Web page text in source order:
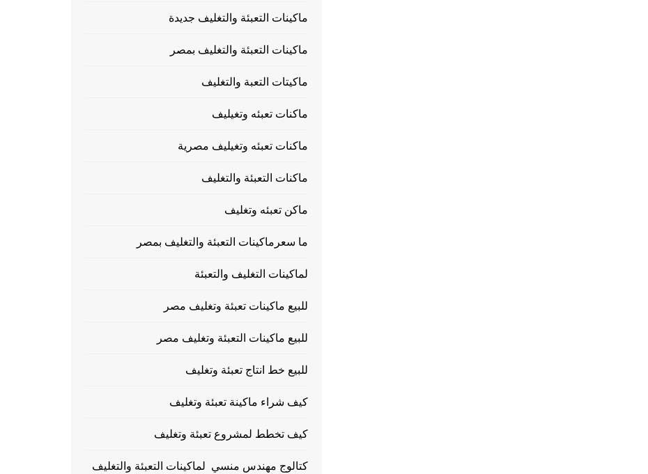
ماكينات التعبئة والتغليف جديدة
ماكينات التعبئة والتغليف بمصر
ماكيتات التعبة والتغليف
ماكنات تعبئه وتغيليف
ماكنات تعبئه وتغيليف مصرية
ماكنات التعبئة والتغليف
ماكن تعبئه وتغليف
ما سعرماكينات التعبئة والتغليف بمصر
لماكينات التغليف والتعبئة
للبيع ماكينات تعبئة وتغليف مصر
للبيع ماكينات التعبئة وتغليف مصر
للبيع خط انتاج تعبئة وتغليف
كيف شراء ماكينة تعبئة وتغليف
كيف تخطط لمشروع تعبئة وتغليف
كتالوج مهندس منسي لماكينات التعبئة والتغليف